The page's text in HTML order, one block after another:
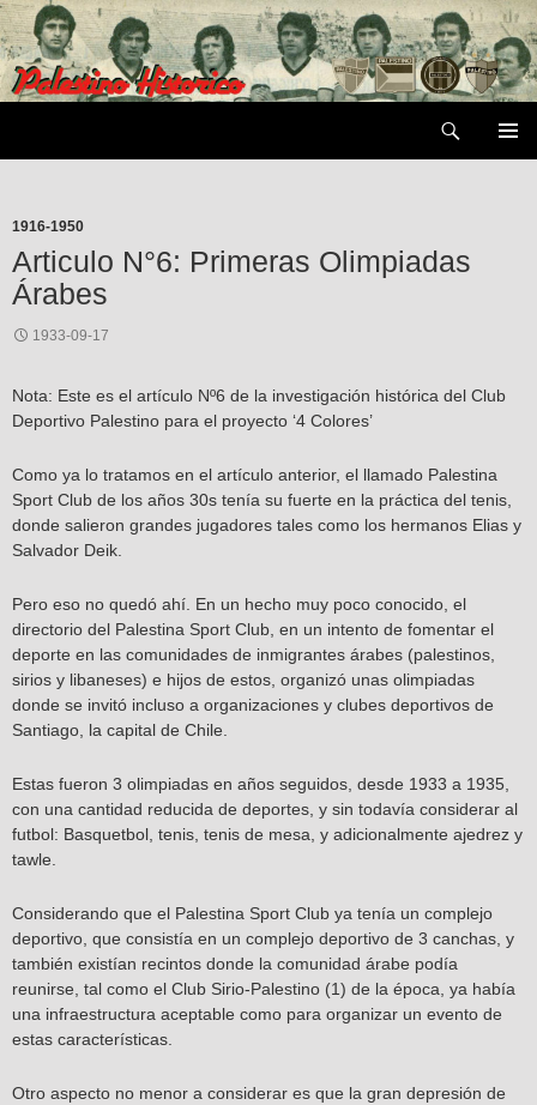
Saltar
al
contenido
1916-1950
Articulo N°6: Primeras Olimpiadas
Árabes
1933-09-17
Nota: Este es el artículo Nº6 de la investigación histórica del Club
Deportivo Palestino para el proyecto ‘4 Colores’
Como ya lo tratamos en el artículo anterior, el llamado Palestina
Sport Club de los años 30s tenía su fuerte en la práctica del tenis,
donde salieron grandes jugadores tales como los hermanos Elias y
Salvador Deik.
Pero eso no quedó ahí. En un hecho muy poco conocido, el
directorio del Palestina Sport Club, en un intento de fomentar el
deporte en las comunidades de inmigrantes árabes (palestinos,
sirios y libaneses) e hijos de estos, organizó unas olimpiadas
donde se invitó incluso a organizaciones y clubes deportivos de
Santiago, la capital de Chile.
Estas fueron 3 olimpiadas en años seguidos, desde 1933 a 1935,
con una cantidad reducida de deportes, y sin todavía considerar al
futbol: Basquetbol, tenis, tenis de mesa, y adicionalmente ajedrez y
tawle.
Considerando que el Palestina Sport Club ya tenía un complejo
deportivo, que consistía en un complejo deportivo de 3 canchas, y
también existían recintos donde la comunidad árabe podía
reunirse, tal como el Club Sirio-Palestino (1) de la época, ya había
una infraestructura aceptable como para organizar un evento de
estas características.
Otro aspecto no menor a considerar es que la gran depresión de